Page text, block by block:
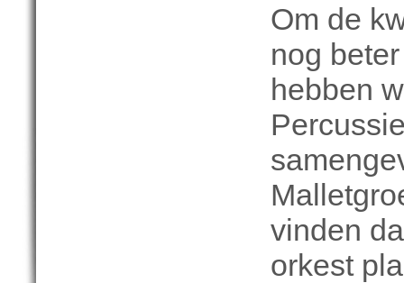
Om de
nog
hebben
vinden
orkest